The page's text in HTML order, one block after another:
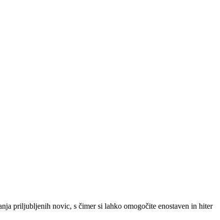
priljubljenih novic, s čimer si lahko omogočite enostaven in hiter